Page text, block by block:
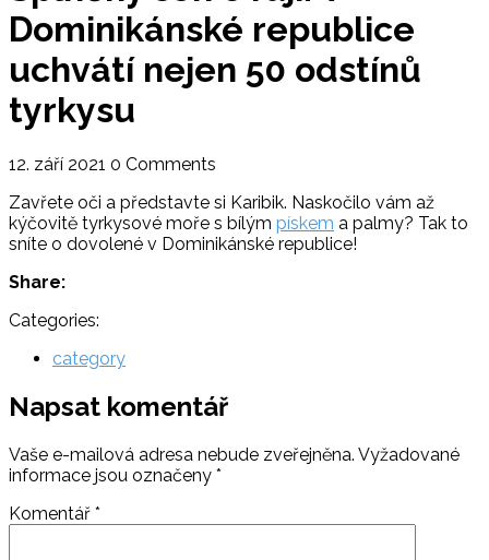
Dominikánské republice
uchvátí nejen 50 odstínů
tyrkysu
12. září 2021 0 Comments
Zavřete oči a představte si Karibik. Naskočilo vám až
kýčovitě tyrkysové moře s bílým pískem a palmy? Tak to
sníte o dovolené v Dominikánské republice!
Share:
Categories:
category
Napsat komentář
Vaše e-mailová adresa nebude zveřejněna. Vyžadované
informace jsou označeny *
Komentář *